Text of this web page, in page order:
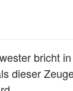
bricht in
dieser